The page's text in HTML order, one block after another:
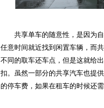
共享单车的随意性，是因为
任意时间就近找到闲置车辆，而
不同的取车还车点，但是这就给
扣。虽然一部分的共享汽车也提
的停车费，如果在租车的时候还